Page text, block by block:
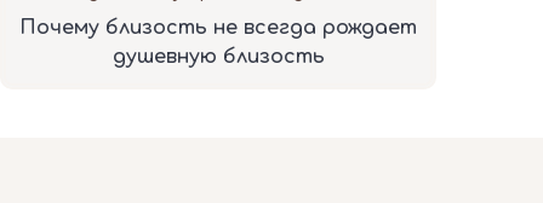
Почему близость не всегда рождает
душевную близость